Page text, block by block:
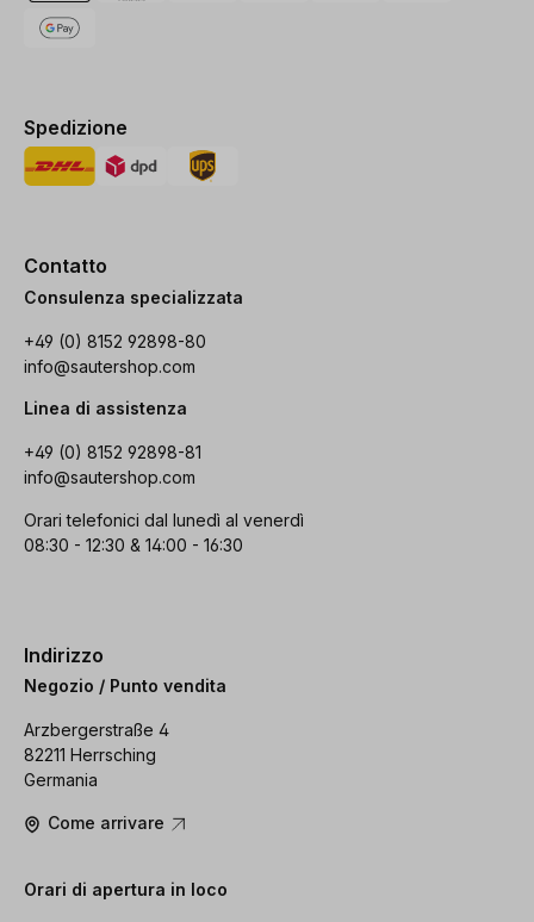
Spedizione
Contatto
Consulenza specializzata
+49 (0) 8152 92898-80
info@sautershop.com
Linea di assistenza
+49 (0) 8152 92898-81
info@sautershop.com
Orari telefonici dal lunedì al venerdì
08:30 - 12:30 & 14:00 - 16:30
Indirizzo
Negozio / Punto vendita
Arzbergerstraße 4
82211 Herrsching
Germania
Come arrivare
Orari di apertura in loco